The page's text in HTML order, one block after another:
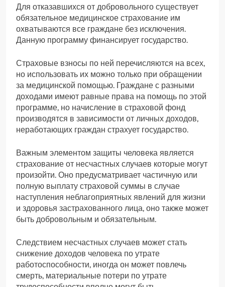
Для отказавшихся от добровольного существует
обязательное медицинское страхование им
охватываются все граждане без исключения.
Данную программу финансирует государство.
Страховые взносы по ней перечисляются на всех,
но использовать их можно только при обращении
за медицинской помощью. Граждане с разными
доходами имеют равные права на помощь по этой
программе, но начисление в страховой фонд
производятся в зависимости от личных доходов,
неработающих граждан страхует государство.
Важным элементом защиты человека является
страхование от несчастных случаев которые могут
произойти. Оно предусматривает частичную или
полную выплату страховой суммы в случае
наступления неблагоприятных явлений для жизни
и здоровья застрахованного лица, оно также может
быть добровольным и обязательным.
Следствием несчастных случаев может стать
снижение доходов человека по утрате
работоспособности, иногда он может повлечь
смерть, материальные потери по утрате